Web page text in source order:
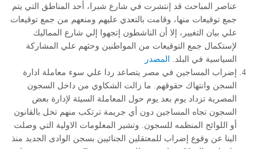
عناصر المباحث قد إنتشرت في شارع شبرا، أحد المناطق التي يتم
جمع توقيعات منها، وقامت بالتعدي عليهم ومنعهم من جمع توقيعات
علي بيان التغيير، إلا أن الناشطون إتجهوا إلي شارع المماليك
لإستكمال جمع التوقيعات من المواطنين وحثهم علي المشاركة
السياسية في البلد.
المصدر
إضراب المساجين في مصر يتصاعد ردا علي سوء معاملة ادارة
السجن وانتهاك حقوقهم. ما زالت الشكاوي من داخل السجون
المصرية تزداد يوم بعد يوم حول المعاملة السيئة لإدارة بعض
السجون تجاه المساجين دون أي جريمة ترتكب منهم تخل بالقانون
أو اللوائح المنظمه للسجون. وتشير المعلومات الاولية التي وصلت
الينا عن وقوع إضراب للمعتقلين الجنائيين بسجن الوادى الجديد منذ